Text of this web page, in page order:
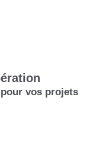
vos projets